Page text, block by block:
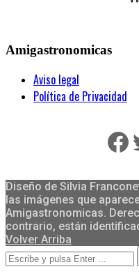
Amigastronomicas
Aviso legal
Política de Privacidad
Diseño de Silvia
las imágenes que
Amigastronomicas.
contrario, están
Volver Arriba
Search
for: